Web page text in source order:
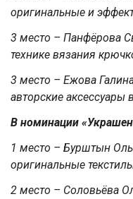
оригинальные и
3 место – Панфёрова
технике вязания
3 место – Ежова
авторские аксессуары
В номинации
1 место – Бурштын
оригинальные
2 место – Соловьёва